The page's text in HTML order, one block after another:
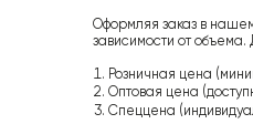
Оформляя заказ в
зависимости от
Розничная цена
Оптовая цена
Спеццена